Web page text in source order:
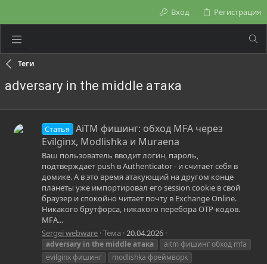
Вход Регистрация
Теги
adversary in the middle атака
Статья
AiTM фишинг: обход MFA через
Evilginx, Modlishka и Muraena
Ваш пользователь вводит логин, пароль,
подтверждает push в Authenticator - и считает себя в
домике. А в это время атакующий на другом конце
планеты уже импортировал его session cookie в свой
браузер и спокойно читает почту в Exchange Online.
Никакого брутфорса, никакого перебора OTP-кодов.
MFA...
Sergei webware Тема 20.04.2026
adversary in the middleатака
aitm фишинг обход mfa
evilginx фишинг
modlishka фреймворк